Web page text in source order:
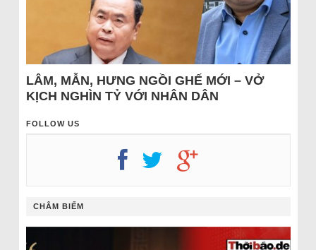
LÂM, MẪN, HƯNG NGỒI GHẾ MỚI – VỞ
KỊCH NGHÌN TỶ VỚI NHÂN DÂN
FOLLOW US
CHÂM BIẾM